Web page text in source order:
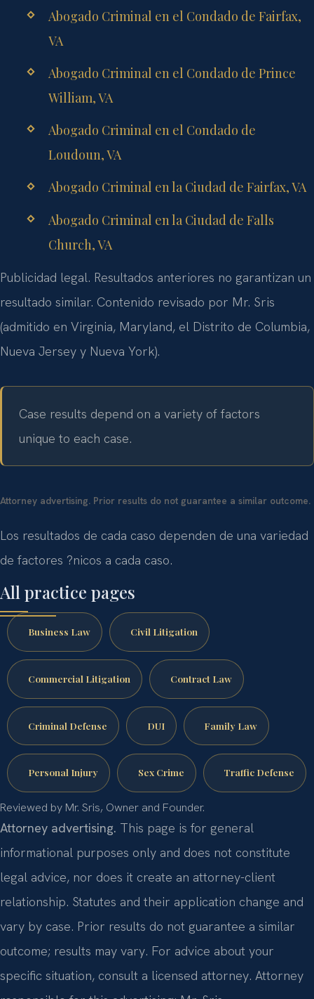
Abogado Criminal en el Condado de Fairfax,
VA
Abogado Criminal en el Condado de Prince
William, VA
Abogado Criminal en el Condado de
Loudoun, VA
Abogado Criminal en la Ciudad de Fairfax, VA
Abogado Criminal en la Ciudad de Falls
Church, VA
Publicidad legal. Resultados anteriores no garantizan un
resultado similar. Contenido revisado por Mr. Sris
(admitido en Virginia, Maryland, el Distrito de Columbia,
Nueva Jersey y Nueva York).
Case results depend on a variety of factors
unique to each case.
Attorney advertising. Prior results do not guarantee a similar outcome.
Los resultados de cada caso dependen de una variedad
de factores ?nicos a cada caso.
All practice pages
Business Law Civil Litigation
Commercial Litigation Contract Law
Criminal Defense DUI Family Law
Personal Injury Sex Crime Traffic Defense
Reviewed by Mr. Sris, Owner and Founder.
Attorney advertising. This page is for general
informational purposes only and does not constitute
legal advice, nor does it create an attorney-client
relationship. Statutes and their application change and
vary by case. Prior results do not guarantee a similar
outcome; results may vary. For advice about your
specific situation, consult a licensed attorney. Attorney